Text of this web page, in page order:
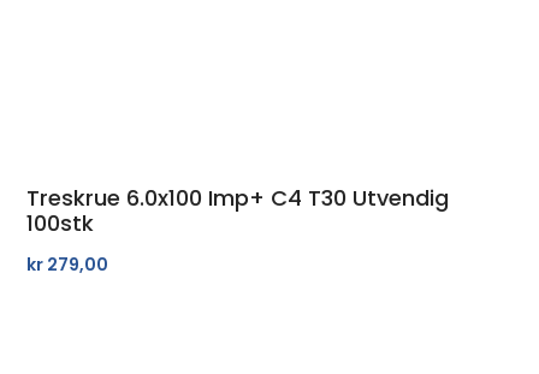
Treskrue 6.0x100 Imp+ C4 T30 Utvendig
100stk
kr 279,00